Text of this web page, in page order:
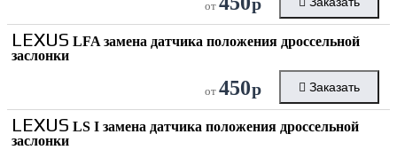
от
LEXUS LFA замена датчика положения дроссельной
заслонки
от 450р Заказать
LEXUS LS I замена датчика положения дроссельной
заслонки